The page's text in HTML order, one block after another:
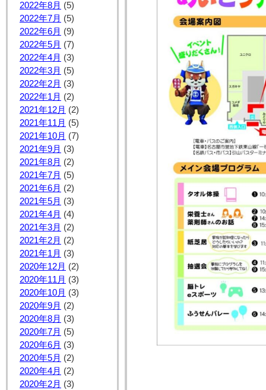
2022年8月 (5)
2022年7月 (5)
2022年6月 (9)
2022年5月 (7)
2022年4月 (3)
2022年3月 (5)
2022年2月 (3)
2022年1月 (2)
2021年12月 (2)
2021年11月 (5)
2021年10月 (7)
2021年9月 (3)
2021年8月 (2)
2021年7月 (5)
2021年6月 (2)
2021年5月 (3)
2021年4月 (4)
2021年3月 (2)
2021年2月 (2)
2021年1月 (3)
2020年12月 (2)
2020年11月 (3)
2020年10月 (3)
2020年9月 (2)
2020年8月 (3)
2020年7月 (5)
2020年6月 (3)
2020年5月 (2)
2020年4月 (2)
2020年2月 (3)